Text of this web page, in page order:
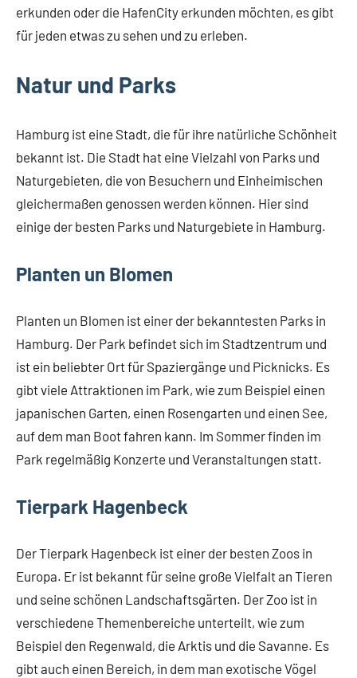
erkunden oder die HafenCity erkunden möchten, es gibt
für jeden etwas zu sehen und zu erleben.
Natur und Parks
Hamburg ist eine Stadt, die für ihre natürliche Schönheit
bekannt ist. Die Stadt hat eine Vielzahl von Parks und
Naturgebieten, die von Besuchern und Einheimischen
gleichermaßen genossen werden können. Hier sind
einige der besten Parks und Naturgebiete in Hamburg.
Planten un Blomen
Planten un Blomen ist einer der bekanntesten Parks in
Hamburg. Der Park befindet sich im Stadtzentrum und
ist ein beliebter Ort für Spaziergänge und Picknicks. Es
gibt viele Attraktionen im Park, wie zum Beispiel einen
japanischen Garten, einen Rosengarten und einen See,
auf dem man Boot fahren kann. Im Sommer finden im
Park regelmäßig Konzerte und Veranstaltungen statt.
Tierpark Hagenbeck
Der Tierpark Hagenbeck ist einer der besten Zoos in
Europa. Er ist bekannt für seine große Vielfalt an Tieren
und seine schönen Landschaftsgärten. Der Zoo ist in
verschiedene Themenbereiche unterteilt, wie zum
Beispiel den Regenwald, die Arktis und die Savanne. Es
gibt auch einen Bereich, in dem man exotische Vögel